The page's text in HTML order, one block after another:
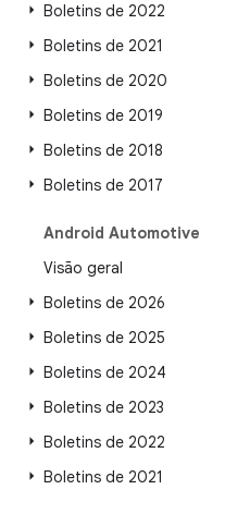
Boletins de 2022
Boletins de 2021
Boletins de 2020
Boletins de 2019
Boletins de 2018
Boletins de 2017
Android Automotive
Visão geral
Boletins de 2026
Boletins de 2025
Boletins de 2024
Boletins de 2023
Boletins de 2022
Boletins de 2021